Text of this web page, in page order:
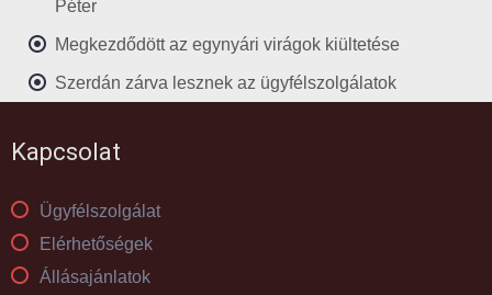
Péter
Megkezdődött az egynyári virágok kiültetése
Szerdán zárva lesznek az ügyfélszolgálatok
Kapcsolat
Ügyfélszolgálat
Elérhetőségek
Állásajánlatok